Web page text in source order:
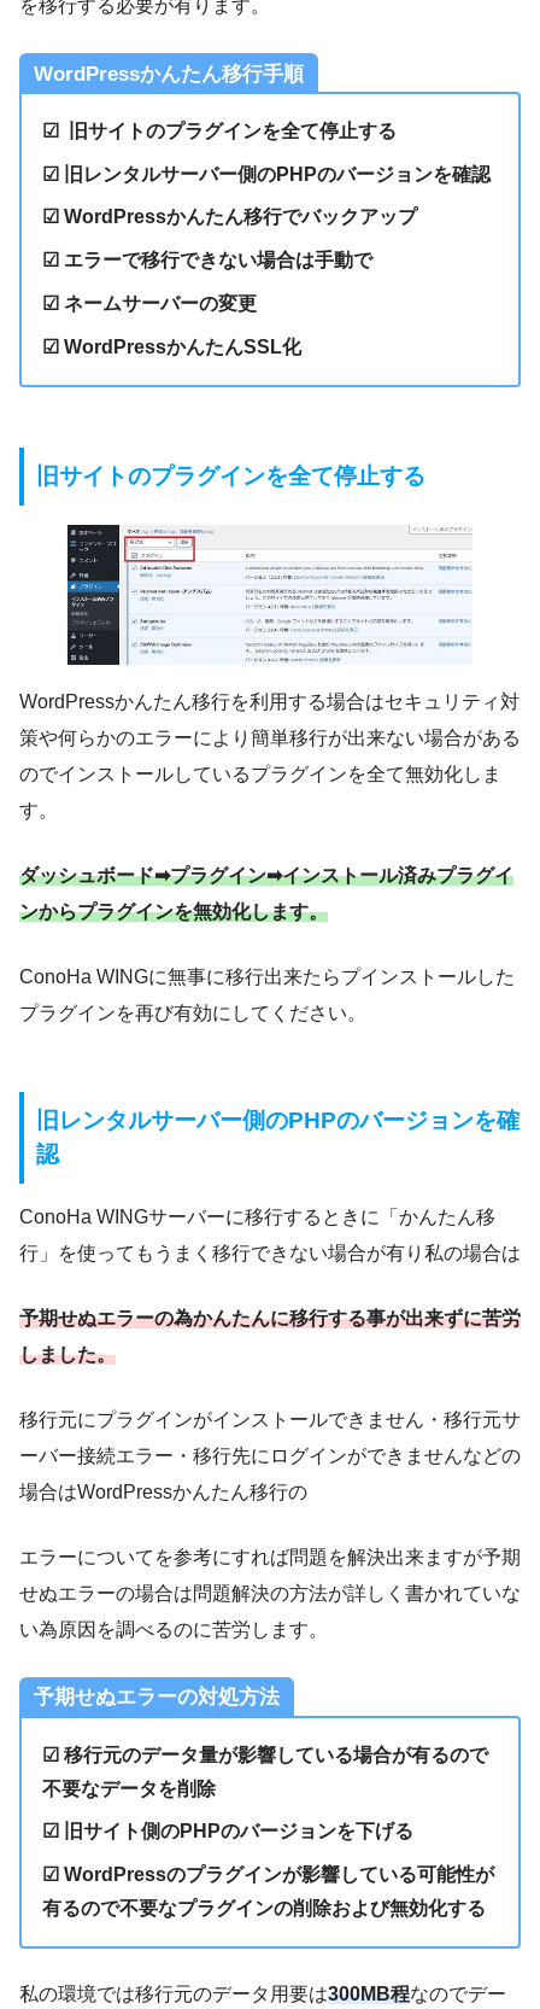
を移行する必要が有ります。
WordPressかんたん移行手順
☑ 旧サイトのプラグインを全て停止する
☑ 旧レンタルサーバー側のPHPのバージョンを確認
☑ WordPressかんたん移行でバックアップ
☑ エラーで移行できない場合は手動で
☑ ネームサーバーの変更
☑ WordPressかんたんSSL化
旧サイトのプラグインを全て停止する
WordPressかんたん移行を利用する場合はセキュリティ対
策や何らかのエラーにより簡単移行が出来ない場合がある
のでインストールしているプラグインを全て無効化しま
す。
ダッシュボード➡プラグイン➡インストール済みプラグイ
ンからプラグインを無効化します。
ConoHa WINGに無事に移行出来たらプインストールした
プラグインを再び有効にしてください。
旧レンタルサーバー側のPHPのバージョンを確
認
ConoHa WINGサーバーに移行するときに「かんたん移
行」を使ってもうまく移行できない場合が有り私の場合は
予期せぬエラーの為かんたんに移行する事が出来ずに苦労
しました。
移行元にプラグインがインストールできません・移行元サ
ーバー接続エラー・移行先にログインができませんなどの
場合はWordPressかんたん移行の
エラーについてを参考にすれば問題を解決出来ますが予期
せぬエラーの場合は問題解決の方法が詳しく書かれていな
い為原因を調べるのに苦労します。
予期せぬエラーの対処方法
☑ 移行元のデータ量が影響している場合が有るので
不要なデータを削除
☑ 旧サイト側のPHPのバージョンを下げる
☑ WordPressのプラグインが影響している可能性が
有るので不要なプラグインの削除および無効化する
私の環境では移行元のデータ用要は300MB程なのでデー